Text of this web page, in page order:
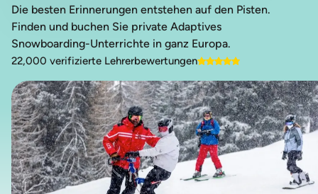
Die besten Erinnerungen entstehen auf den Pisten.
Finden und buchen Sie private Adaptives
Snowboarding-Unterrichte in ganz Europa.
22,000 verifizierte Lehrerbewertungen